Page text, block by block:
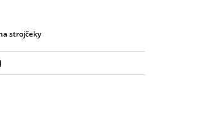
strojčeky